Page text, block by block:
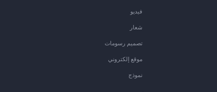
فيديو
شعار
تصميم رسومات
موقع إلكتروني
نموذج